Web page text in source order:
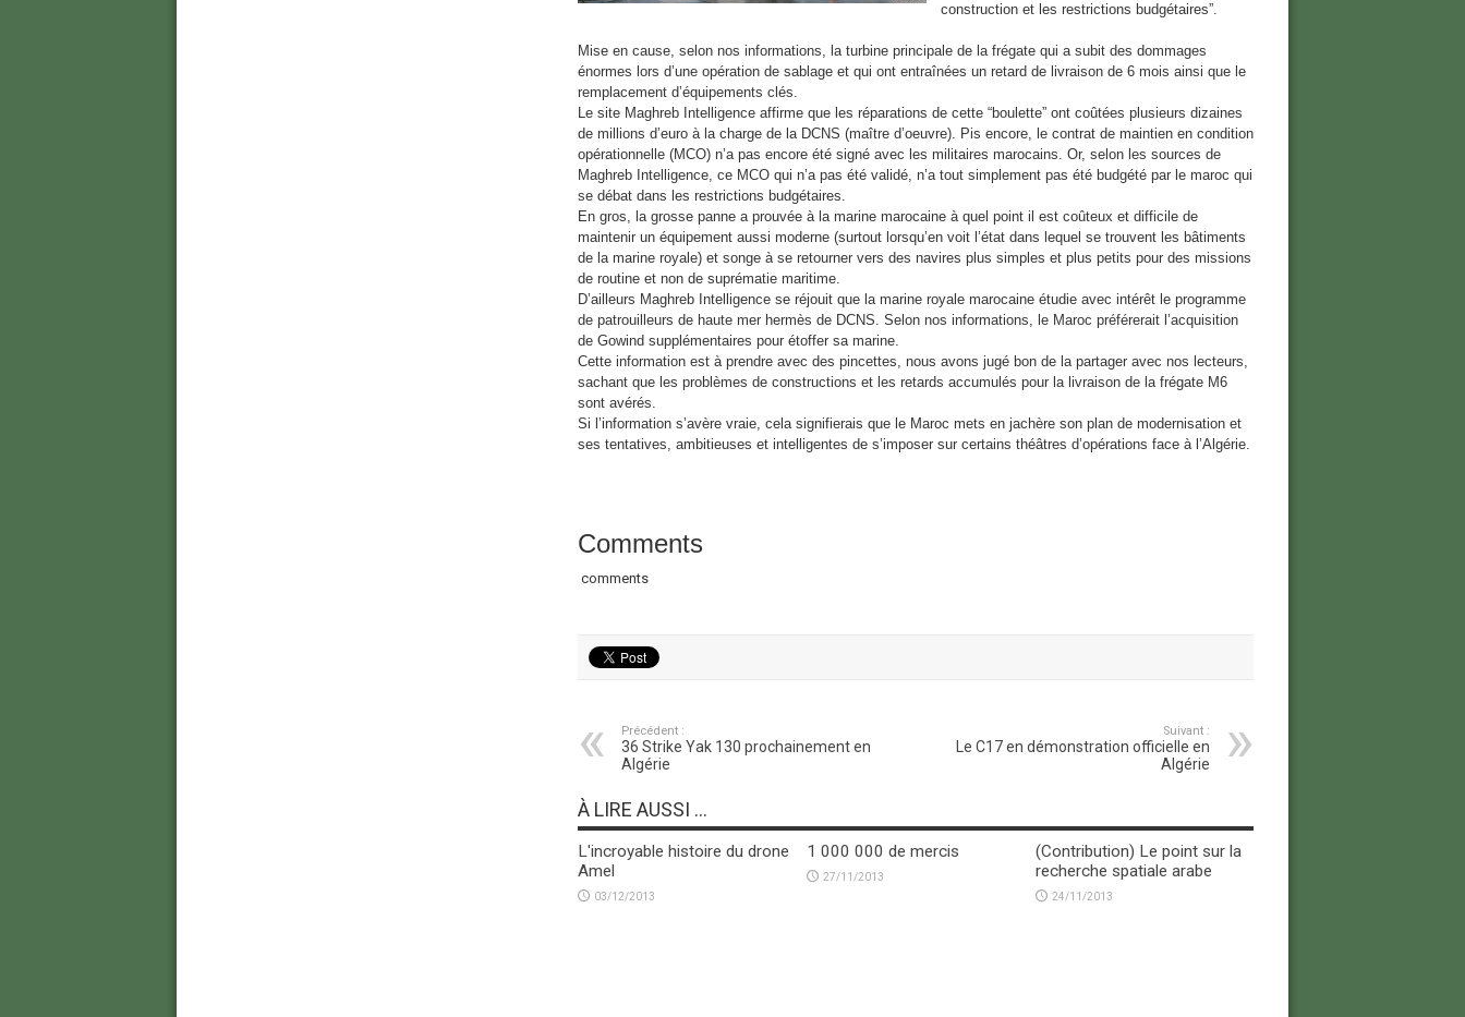
construction et les restrictions budgétaires”.
Mise en cause, selon nos informations, la turbine principale de la frégate qui a subit des dommages
énormes lors d’une opération de sablage et qui ont entraînées un retard de livraison de 6 mois ainsi que le
remplacement d’équipements clés.
Le site Maghreb Intelligence affirme que les réparations de cette “boulette” ont coûtées plusieurs dizaines
de millions d’euro à la charge de la DCNS (maître d’oeuvre). Pis encore, le contrat de maintien en condition
opérationnelle (MCO) n’a pas encore été signé avec les militaires marocains. Or, selon les sources de
Maghreb Intelligence, ce MCO qui n’a pas été validé, n’a tout simplement pas été budgété par le maroc qui
se débat dans les restrictions budgétaires.
En gros, la grosse panne a prouvée à la marine marocaine à quel point il est coûteux et difficile de
maintenir un équipement aussi moderne (surtout lorsqu’en voit l’état dans lequel se trouvent les bâtiments
de la marine royale) et songe à se retourner vers des navires plus simples et plus petits pour des missions
de routine et non de suprématie maritime.
D’ailleurs Maghreb Intelligence se réjouit que la marine royale marocaine étudie avec intérêt le programme
de patrouilleurs de haute mer hermès de DCNS. Selon nos informations, le Maroc préférerait l’acquisition
de Gowind supplémentaires pour étoffer sa marine.
Cette information est à prendre avec des pincettes, nous avons jugé bon de la partager avec nos lecteurs,
sachant que les problèmes de constructions et les retards accumulés pour la livraison de la frégate M6
sont avérés.
Si l’information s’avère vraie, cela signifierais que le Maroc mets en jachère son plan de modernisation et
ses tentatives, ambitieuses et intelligentes de s’imposer sur certains théâtres d’opérations face à l’Algérie.
Comments
comments
Précédent :
36 Strike Yak 130 prochainement en
Algérie
Suivant :
Le C17 en démonstration officielle en
Algérie
À LIRE AUSSI ...
L'incroyable histoire du drone
Amel
03/12/2013
1 000 000 de mercis
27/11/2013
(Contribution) Le point sur la
recherche spatiale arabe
24/11/2013